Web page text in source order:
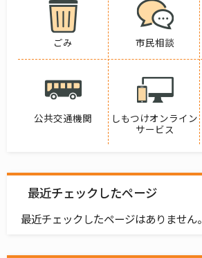
ごみ 市民相談
公共交通機関
しもつけオンライン
サービス
最近チェックしたページ
最近チェックしたページはありません。